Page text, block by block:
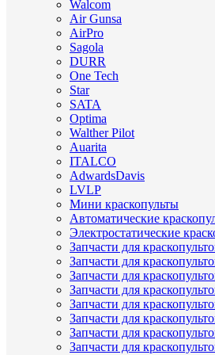
Walcom
Air Gunsa
AirPro
Sagola
DURR
One Tech
Star
SATA
Optima
Walther Pilot
Auarita
ITALCO
AdwardsDavis
LVLP
Мини краскопульты
Автоматические
Электростатические
Запчасти для
Запчасти для
Запчасти для
Запчасти для
Запчасти для
Запчасти для
Запчасти для
Запчасти для